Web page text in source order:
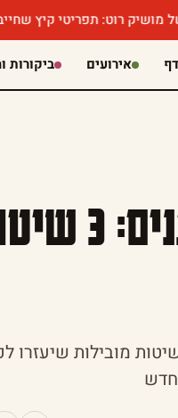
תפריטי קיץ שחייבים להכיר
אירועים ביקורות
קילוף ג'ינג'ר כמו
ג'ינג'ר לא חייב להיות מסובך ומסתכל. אספנו 3 שיטות